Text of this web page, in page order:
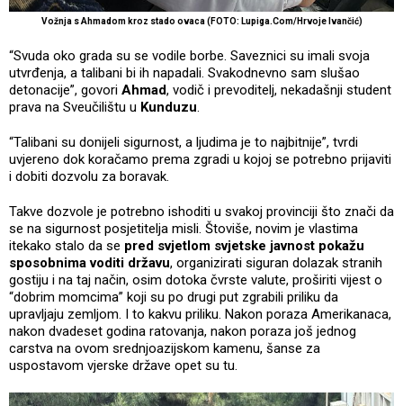
Vožnja s Ahmadom kroz stado ovaca (FOTO: Lupiga.Com/Hrvoje Ivančić)
“Svuda oko grada su se vodile borbe. Saveznici su imali svoja
utvrđenja, a talibani bi ih napadali. Svakodnevno sam slušao
detonacije”, govori Ahmad, vodič i prevoditelj, nekadašnji student
prava na Sveučilištu u Kunduzu.
“Talibani su donijeli sigurnost, a ljudima je to najbitnije”, tvrdi
uvjereno dok koračamo prema zgradi u kojoj se potrebno prijaviti
i dobiti dozvolu za boravak.
Takve dozvole je potrebno ishoditi u svakoj provinciji što znači da
se na sigurnost posjetitelja misli. Štoviše, novim je vlastima
itekako stalo da se pred svjetlom svjetske javnost pokažu
sposobnima voditi državu, organizirati siguran dolazak stranih
gostiju i na taj način, osim dotoka čvrste valute, proširiti vijest o
“dobrim momcima” koji su po drugi put zgrabili priliku da
upravljaju zemljom. I to kakvu priliku. Nakon poraza Amerikanaca,
nakon dvadeset godina ratovanja, nakon poraza još jednog
carstva na ovom srednjoazijskom kamenu, šanse za
uspostavom vjerske države opet su tu.